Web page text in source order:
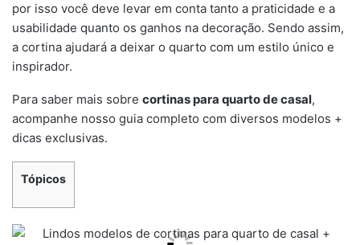
por isso você deve levar em conta tanto a praticidade e a
usabilidade quanto os ganhos na decoração. Sendo assim,
a cortina ajudará a deixar o quarto com um estilo único e
inspirador.
Para saber mais sobre cortinas para quarto de casal,
acompanhe nosso guia completo com diversos modelos +
dicas exclusivas.
Tópicos